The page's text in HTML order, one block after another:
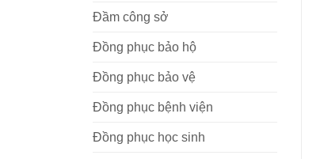
Đầm công sở
Đồng phục bảo hộ
Đồng phục bảo vệ
Đồng phục bệnh viện
Đồng phục học sinh